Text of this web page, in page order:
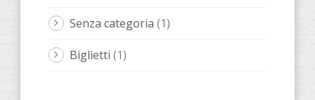
Senza categoria (1)
Biglietti (1)